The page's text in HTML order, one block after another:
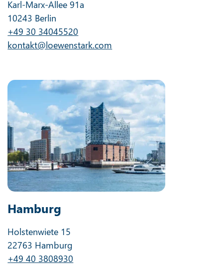
Karl-Marx-Allee 91a
10243 Berlin
+49 30 34045520
kontakt@loewenstark.com
Hamburg
Holstenwiete 15
22763 Hamburg
+49 40 3808930